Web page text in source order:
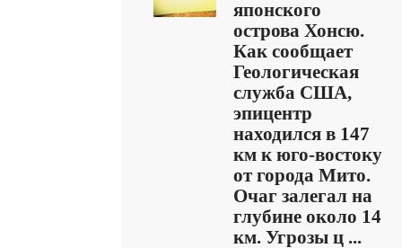
японского
острова Хонсю.
Как сообщает
Геологическая
служба США,
эпицентр
находился в 147
км к юго-востоку
от города Мито.
Очаг залегал на
глубине около 14
км. Угрозы ц ...